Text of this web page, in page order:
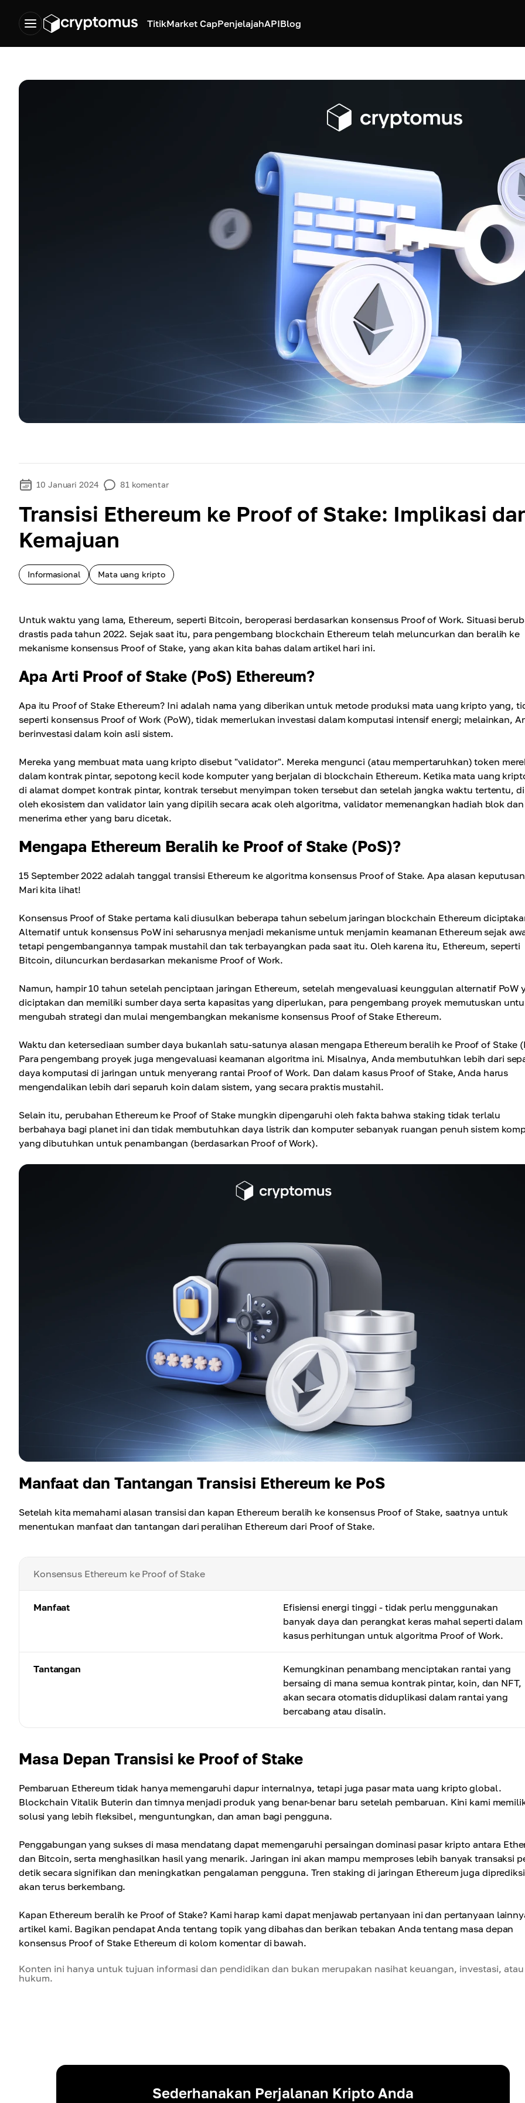
TitikMarket CapPenjelajahAPIBlog
10 Januari 2024 81 komentar
Transisi Ethereum ke Proof of Stake: Implikasi
Kemajuan
Informasional Mata uang kripto
Untuk waktu yang lama, Ethereum, seperti Bitcoin, beroperasi berdasarkan konsensus Proof of Work. Situasi
drastis pada tahun 2022. Sejak saat itu, para pengembang blockchain Ethereum telah meluncurkan dan beralih ke
mekanisme konsensus Proof of Stake, yang akan kita bahas dalam artikel hari ini.
Apa Arti Proof of Stake (PoS) Ethereum?
Apa itu Proof of Stake Ethereum? Ini adalah nama yang diberikan untuk metode produksi mata uang kripto yang,
seperti konsensus Proof of Work (PoW), tidak memerlukan investasi dalam komputasi intensif energi; melainkan,
berinvestasi dalam koin asli sistem.
Mereka yang membuat mata uang kripto disebut "validator". Mereka mengunci (atau mempertaruhkan) token
dalam kontrak pintar, sepotong kecil kode komputer yang berjalan di blockchain Ethereum. Ketika mata uang
di alamat dompet kontrak pintar, kontrak tersebut menyimpan token tersebut dan setelah jangka waktu tertentu,
oleh ekosistem dan validator lain yang dipilih secara acak oleh algoritma, validator memenangkan hadiah blok dan
menerima ether yang baru dicetak.
Mengapa Ethereum Beralih ke Proof of Stake (PoS)?
15 September 2022 adalah tanggal transisi Ethereum ke algoritma konsensus Proof of Stake. Apa alasan
Mari kita lihat!
Konsensus Proof of Stake pertama kali diusulkan beberapa tahun sebelum jaringan blockchain Ethereum
Alternatif untuk konsensus PoW ini seharusnya menjadi mekanisme untuk menjamin keamanan Ethereum sejak
tetapi pengembangannya tampak mustahil dan tak terbayangkan pada saat itu. Oleh karena itu, Ethereum, seperti
Bitcoin, diluncurkan berdasarkan mekanisme Proof of Work.
Namun, hampir 10 tahun setelah penciptaan jaringan Ethereum, setelah mengevaluasi keunggulan alternatif PoW
diciptakan dan memiliki sumber daya serta kapasitas yang diperlukan, para pengembang proyek memutuskan
mengubah strategi dan mulai mengembangkan mekanisme konsensus Proof of Stake Ethereum.
Waktu dan ketersediaan sumber daya bukanlah satu-satunya alasan mengapa Ethereum beralih ke Proof of Stake
Para pengembang proyek juga mengevaluasi keamanan algoritma ini. Misalnya, Anda membutuhkan lebih dari
daya komputasi di jaringan untuk menyerang rantai Proof of Work. Dan dalam kasus Proof of Stake, Anda harus
mengendalikan lebih dari separuh koin dalam sistem, yang secara praktis mustahil.
Selain itu, perubahan Ethereum ke Proof of Stake mungkin dipengaruhi oleh fakta bahwa staking tidak terlalu
berbahaya bagi planet ini dan tidak membutuhkan daya listrik dan komputer sebanyak ruangan penuh sistem
yang dibutuhkan untuk penambangan (berdasarkan Proof of Work).
Manfaat dan Tantangan Transisi Ethereum ke PoS
Setelah kita memahami alasan transisi dan kapan Ethereum beralih ke konsensus Proof of Stake, saatnya untuk
menentukan manfaat dan tantangan dari peralihan Ethereum dari Proof of Stake.
Konsensus Ethereum ke Proof of Stake
Manfaat
Efisiensi energi tinggi - tidak perlu menggunakan
banyak daya dan perangkat keras mahal seperti dalam
kasus perhitungan untuk algoritma Proof of Work.
Tantangan
Kemungkinan penambang menciptakan rantai yang
bersaing di mana semua kontrak pintar, koin, dan NFT,
akan secara otomatis diduplikasi dalam rantai yang
bercabang atau disalin.
Masa Depan Transisi ke Proof of Stake
Pembaruan Ethereum tidak hanya memengaruhi dapur internalnya, tetapi juga pasar mata uang kripto global.
Blockchain Vitalik Buterin dan timnya menjadi produk yang benar-benar baru setelah pembaruan. Kini kami
solusi yang lebih fleksibel, menguntungkan, dan aman bagi pengguna.
Penggabungan yang sukses di masa mendatang dapat memengaruhi persaingan dominasi pasar kripto antara
dan Bitcoin, serta menghasilkan hasil yang menarik. Jaringan ini akan mampu memproses lebih banyak transaksi
detik secara signifikan dan meningkatkan pengalaman pengguna. Tren staking di jaringan Ethereum juga diprediksi
akan terus berkembang.
Kapan Ethereum beralih ke Proof of Stake? Kami harap kami dapat menjawab pertanyaan ini dan pertanyaan
artikel kami. Bagikan pendapat Anda tentang topik yang dibahas dan berikan tebakan Anda tentang masa depan
konsensus Proof of Stake Ethereum di kolom komentar di bawah.
Konten ini hanya untuk tujuan informasi dan pendidikan dan bukan merupakan nasihat keuangan, investasi, atau
hukum.
Sederhanakan Perjalanan Kripto Anda